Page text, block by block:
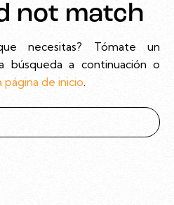
not match
necesitas? Tómate un
búsqueda a continuación o
página de inicio